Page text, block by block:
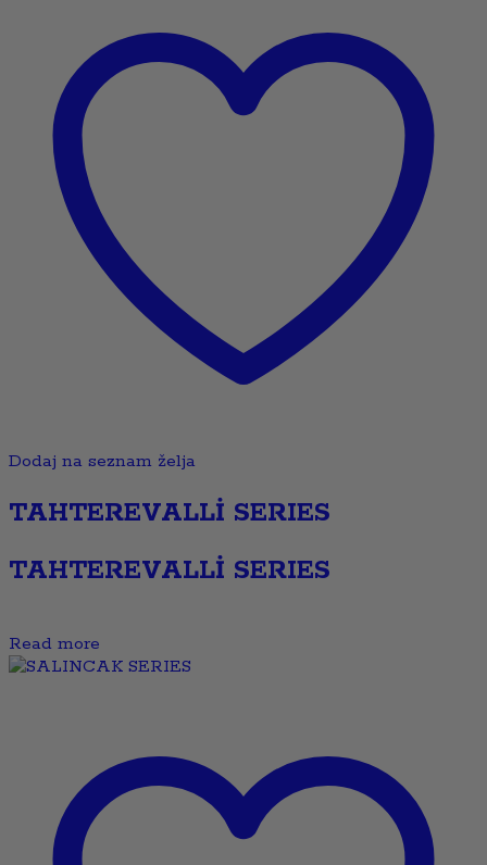
Dodaj na seznam želja
TAHTEREVALLİ SERIES
TAHTEREVALLİ SERIES
Read more